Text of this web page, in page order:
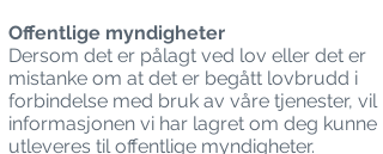
Offentlige myndigheter
Dersom det er pålagt ved lov eller det er
mistanke om at det er begått lovbrudd i
forbindelse med bruk av våre tjenester, vil
informasjonen vi har lagret om deg kunne
utleveres til offentlige myndigheter.